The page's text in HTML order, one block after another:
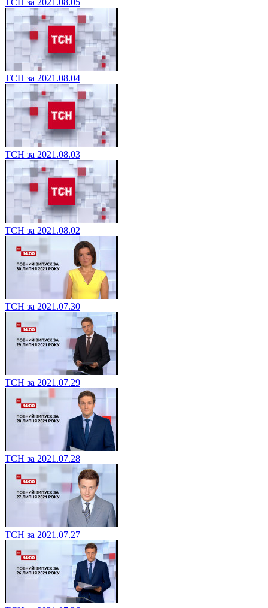
ТСН за 2021.08.04
ТСН за 2021.08.03
ТСН за 2021.08.02
ТСН за 2021.07.30
ТСН за 2021.07.29
ТСН за 2021.07.28
ТСН за 2021.07.27